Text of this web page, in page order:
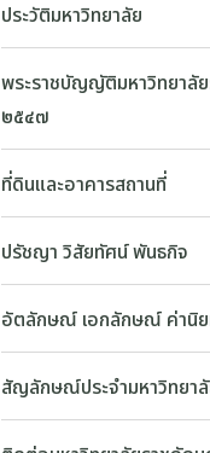
ประวัติมหาวิทยาลัย
พระราชบัญญัติมหาวิทยาลั
๒๕๔๗
ที่ดินและอาคารสถานที่
ปรัชญา วิสัยทัศน์ พันธกิจ
อัตลักษณ์ เอกลักษณ์ ค่านิ
สัญลักษณ์ประจำมหาวิทยา